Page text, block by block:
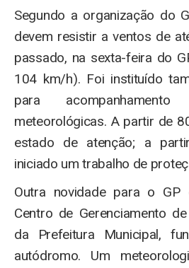
Segundo a organização do
devem resistir a ventos de
passado, na sexta-feira do
104 km/h). Foi instituído
para
meteorológicas. A partir de
estado de atenção; a
iniciado um trabalho de
Outra novidade para o
Centro de Gerenciamento
da Prefeitura Municipal,
autódromo. Um